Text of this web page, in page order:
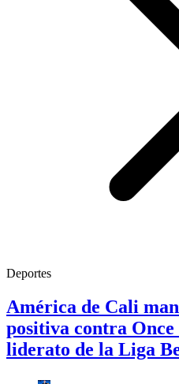
Deportes
América de Cali
positiva contra
liderato de la Liga